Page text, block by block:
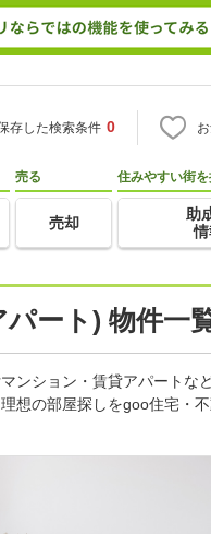
存した検索条件 0
売る
売却
住みやすい街
助
情
ート) 物件一
ンション・賃貸アパートな
想の部屋探しをgoo住宅・